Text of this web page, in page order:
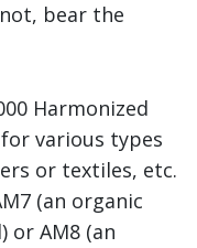
bear the
Harmonized
various types
or textiles, etc.
(an organic
or AM8 (an